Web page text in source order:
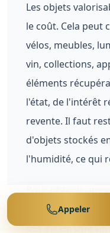
Les objets
le coût. Cela peut
vélos, meubles,
vin, collections,
éléments
l'état, de l'intérêt
revente. Il faut
d'objets stockés
l'humidité, ce qui
Pour obtenir une
envoyer des
des accès. Une
Appeler